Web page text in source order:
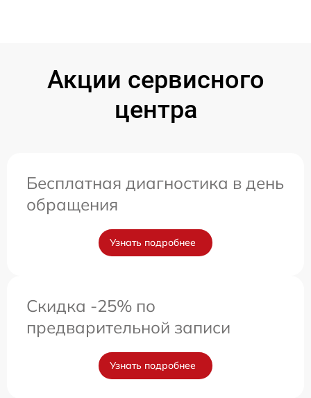
Акции сервисного
центра
Бесплатная диагностика в день
обращения
Узнать подробнее
Скидка -25% по
предварительной записи
Узнать подробнее